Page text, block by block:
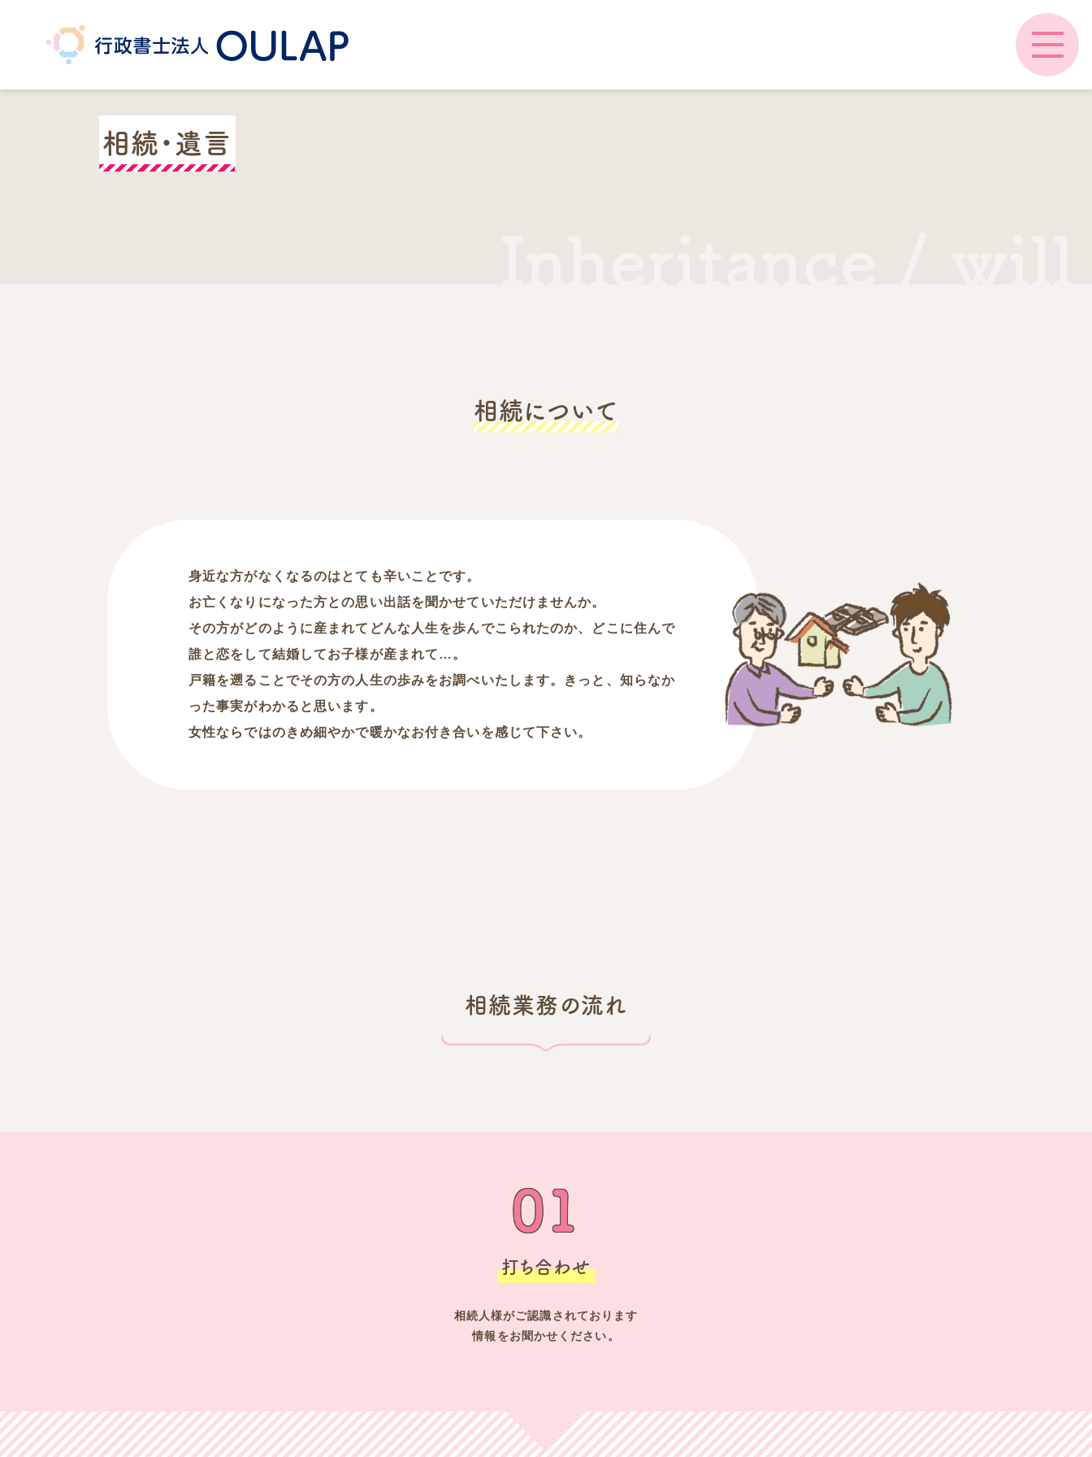
相続・遺言
相続について
身近な方がなくなるのはとても辛いことです。
お亡くなりになった方との思い出話を聞かせていただけませんか。
その方がどのように産まれてどんな人生を歩んでこられたのか、どこに住んで
誰と恋をして結婚してお子様が産まれて…。
戸籍を遡ることでその方の人生の歩みをお調べいたします。きっと、知らなか
った事実がわかると思います。
女性ならではのきめ細やかで暖かなお付き合いを感じて下さい。
相続業務の流れ
01
打ち合わせ
相続人様がご認識されております
情報をお聞かせください。